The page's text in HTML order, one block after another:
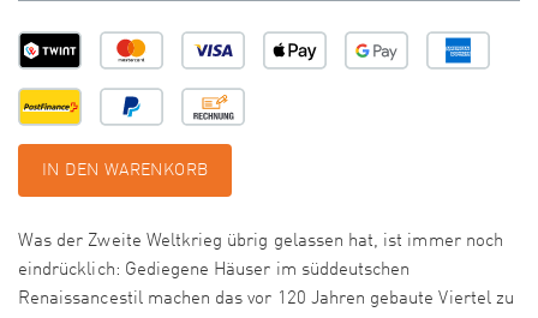
IN DEN WARENKORB
Was der Zweite Weltkrieg übrig gelassen hat, ist immer noch
eindrücklich: Gediegene Häuser im süddeutschen
Renaissancestil machen das vor 120 Jahren gebaute Viertel zu